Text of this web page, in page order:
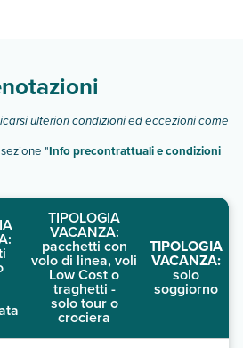
ulteriori condizioni ed eccezioni come
"Info precontrattuali e condizioni
TIPOLOGIA
VACANZA:
pacchetti con
volo di linea, voli
Low Cost o
traghetti -
solo tour o
crociera
TIPOLOGIA
VACANZA:
solo
soggiorno